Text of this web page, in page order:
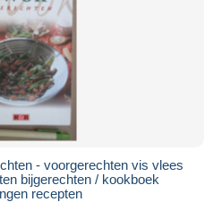
Submit
- voorgerechten vis vlees
bijgerechten / kookboek
recepten